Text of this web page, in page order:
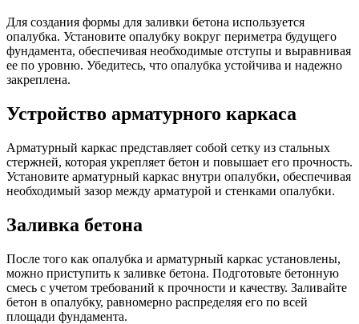
Для создания формы для заливки бетона используется
опалубка. Установите опалубку вокруг периметра будущего
фундамента, обеспечивая необходимые отступы и выравнивая
ее по уровню. Убедитесь, что опалубка устойчива и надежно
закреплена.
Устройство арматурного каркаса
Арматурный каркас представляет собой сетку из стальных
стержней, которая укрепляет бетон и повышает его прочность.
Установите арматурный каркас внутри опалубки, обеспечивая
необходимый зазор между арматурой и стенками опалубки.
Заливка бетона
После того как опалубка и арматурный каркас установлены,
можно приступить к заливке бетона. Подготовьте бетонную
смесь с учетом требований к прочности и качеству. Заливайте
бетон в опалубку, равномерно распределяя его по всей
площади фундамента.